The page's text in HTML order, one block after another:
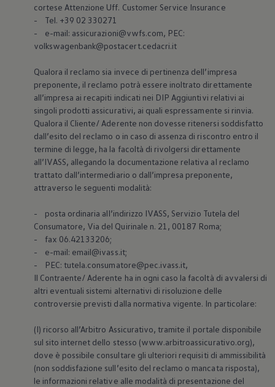
cortese Attenzione Uff. Customer Service Insurance
- Tel. +39 02 330271
- e-mail: assicurazioni@vwfs.com, PEC:
volkswagenbank@postacert.cedacri.it
Qualora il reclamo sia invece di pertinenza dell’impresa
preponente, il reclamo potrà essere inoltrato direttamente
all’impresa ai recapiti indicati nei DIP Aggiuntivi relativi ai
singoli prodotti assicurativi, ai quali espressamente si rinvia.
Qualora il Cliente/ Aderente non dovesse ritenersi soddisfatto
dall’esito del reclamo o in caso di assenza di riscontro entro il
termine di legge, ha la facoltà di rivolgersi direttamente
all’IVASS, allegando la documentazione relativa al reclamo
trattato dall’intermediario o dall’impresa preponente,
attraverso le seguenti modalità:
- posta ordinaria all’indirizzo IVASS, Servizio Tutela del
Consumatore, Via del Quirinale n. 21, 00187 Roma;
- fax 06.42133206;
- e-mail: email@ivass.it;
- PEC: tutela.consumatore@pec.ivass.it,
Il Contraente/ Aderente ha in ogni caso la facoltà di avvalersi di
altri eventuali sistemi alternativi di risoluzione delle
controversie previsti dalla normativa vigente. In particolare:
(I) ricorso all’Arbitro Assicurativo, tramite il portale disponibile
sul sito internet dello stesso (www.arbitroassicurativo.org),
dove è possibile consultare gli ulteriori requisiti di ammissibilità
(non soddisfazione sull’esito del reclamo o mancata risposta),
le informazioni relative alle modalità di presentazione del